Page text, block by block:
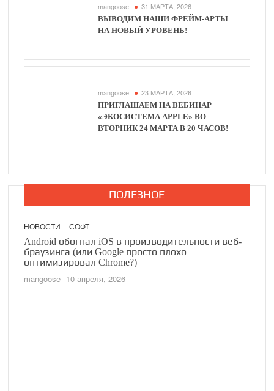
mangoose 31 МАРТА, 2026
ВЫВОДИМ НАШИ ФРЕЙМ-АРТЫ
НА НОВЫЙ УРОВЕНЬ!
mangoose 23 МАРТА, 2026
ПРИГЛАШАЕМ НА ВЕБИНАР
«ЭКОСИСТЕМА APPLE» ВО
ВТОРНИК 24 МАРТА В 20 ЧАСОВ!
ПОЛЕЗНОЕ
веб-
плохо